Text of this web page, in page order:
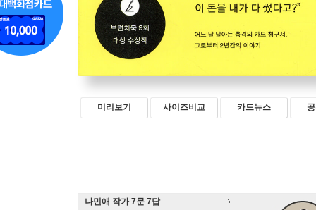
미리보기 사이즈비교 카드뉴스
나민애 작가 7문 7답